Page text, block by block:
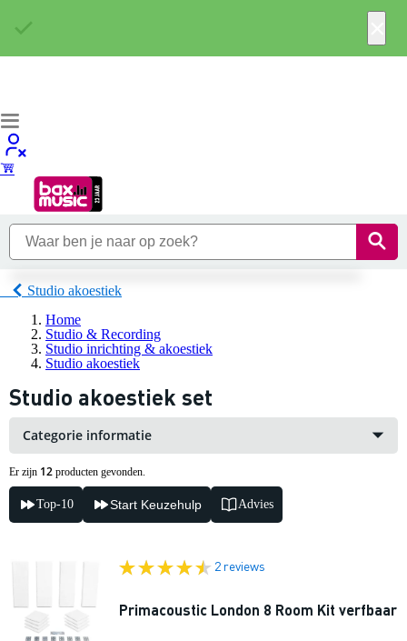
Studio akoestiek
Home
Studio & Recording
Studio inrichting & akoestiek
Studio akoestiek
Studio akoestiek set
Categorie informatie
Er zijn 12 producten gevonden.
Top-10 Start Keuzehulp Advies
2 reviews
Primacoustic London 8 Room Kit verfbaar